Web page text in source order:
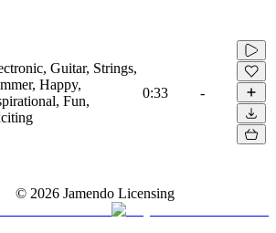
Guitar, Strings,
Happy,
Fun,
0:33 -
© 2026 Jamendo Licensing